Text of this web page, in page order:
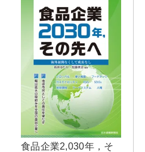
食品企業2,030年，そ